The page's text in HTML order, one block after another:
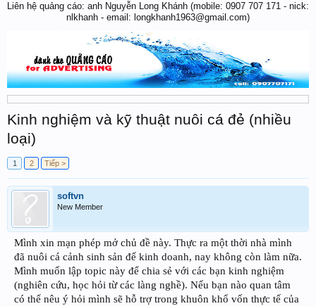
Liên hệ quảng cáo: anh Nguyễn Long Khánh (mobile: 0907 707 171 - nick:
nlkhanh - email: longkhanh1963@gmail.com)
Kinh nghiệm và kỹ thuật nuôi cá đẻ (nhiều
loại)
1 2 Tiếp >
softvn
New Member
Mình xin mạn phép mở chủ đề này. Thực ra một thời nhà mình
đã nuôi cá cảnh sinh sản để kinh doanh, nay không còn làm nữa.
Mình muốn lập topic này để chia sẻ với các bạn kinh nghiệm
(nghiên cứu, học hỏi từ các làng nghề). Nếu bạn nào quan tâm
có thể nêu ý hỏi mình sẽ hỗ trợ trong khuôn khổ vốn thực tế của